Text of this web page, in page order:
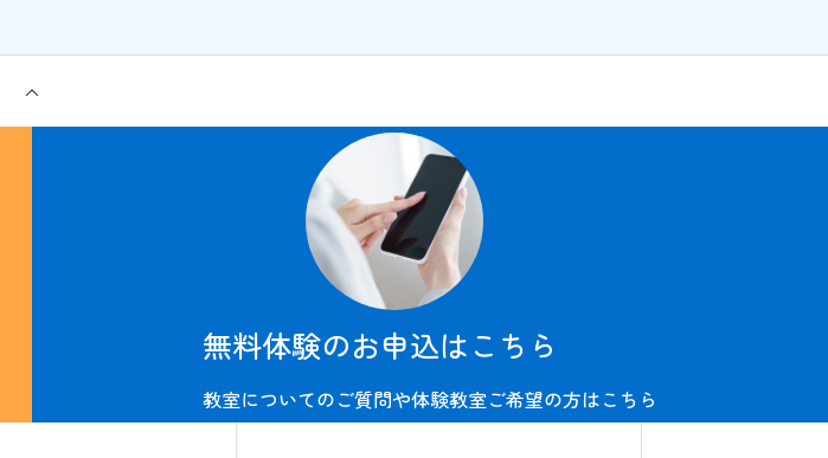
無料体験のお申込はこちら
教室についてのご質問や体験教室ご希望の方はこちら